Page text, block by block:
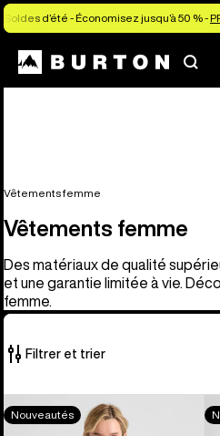
Soldes d’été - Économisez jusqu’à 50 % -
Vêtements femme
Vêtements femme
Des matériaux de qualité
et une garantie limitée à vie.
femme.
Filtrer et trier
40 produits
sur
Burton –
Veste
Nouveautés
-